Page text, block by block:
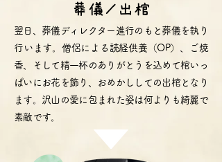
葬儀／出棺
翌日、葬儀ディレクター進行のもと葬儀を執り
行います。僧侶による読経供養（OP）、ご焼
香、そして精一杯のありがとうを込めて棺いっ
ぱいにお花を飾り、おめかししての出棺となり
ます。沢山の愛に包まれた姿は何よりも綺麗で
素敵です。